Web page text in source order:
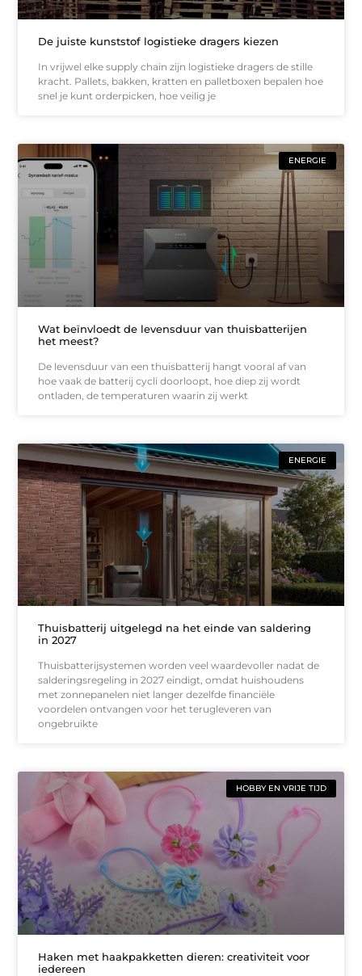
De juiste kunststof logistieke dragers kiezen
In vrijwel elke supply chain zijn logistieke dragers de stille
kracht. Pallets, bakken, kratten en palletboxen bepalen hoe
snel je kunt orderpicken, hoe veilig je
ENERGIE
Wat beïnvloedt de levensduur van thuisbatterijen
het meest?
De levensduur van een thuisbatterij hangt vooral af van
hoe vaak de batterij cycli doorloopt, hoe diep zij wordt
ontladen, de temperaturen waarin zij werkt
ENERGIE
Thuisbatterij uitgelegd na het einde van saldering
in 2027
Thuisbatterijsystemen worden veel waardevoller nadat de
salderingsregeling in 2027 eindigt, omdat huishoudens
met zonnepanelen niet langer dezelfde financiële
voordelen ontvangen voor het terugleveren van
ongebruikte
HOBBY EN VRIJE TIJD
Haken met haakpakketten dieren: creativiteit voor
iedereen